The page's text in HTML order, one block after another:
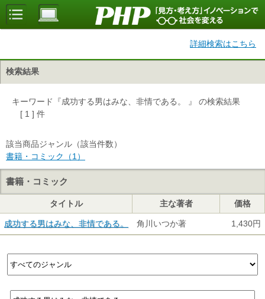
詳細検索はこちら
検索結果
キーワード『成功する男はみな、非情である。 』 の検索結果
[ 1 ] 件
該当商品ジャンル（該当件数）
書籍・コミック（1）
書籍・コミック
タイトル 主な著者 価格
成功する男はみな、非情である。 角川いつか著 1,430円